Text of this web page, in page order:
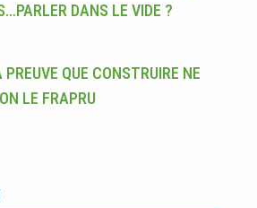
DANS LE VIDE ?
QUE CONSTRUIRE NE
LE FRAPRU